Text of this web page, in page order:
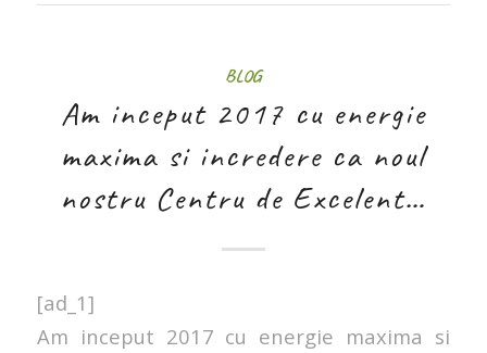
BLOG
Am inceput 2017 cu energie
maxima si incredere ca noul
nostru Centru de Excelent…
[ad_1]
Am inceput 2017 cu energie maxima si